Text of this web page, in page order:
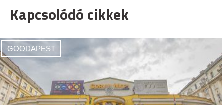
Kapcsolódó cikkek
GOODAPEST